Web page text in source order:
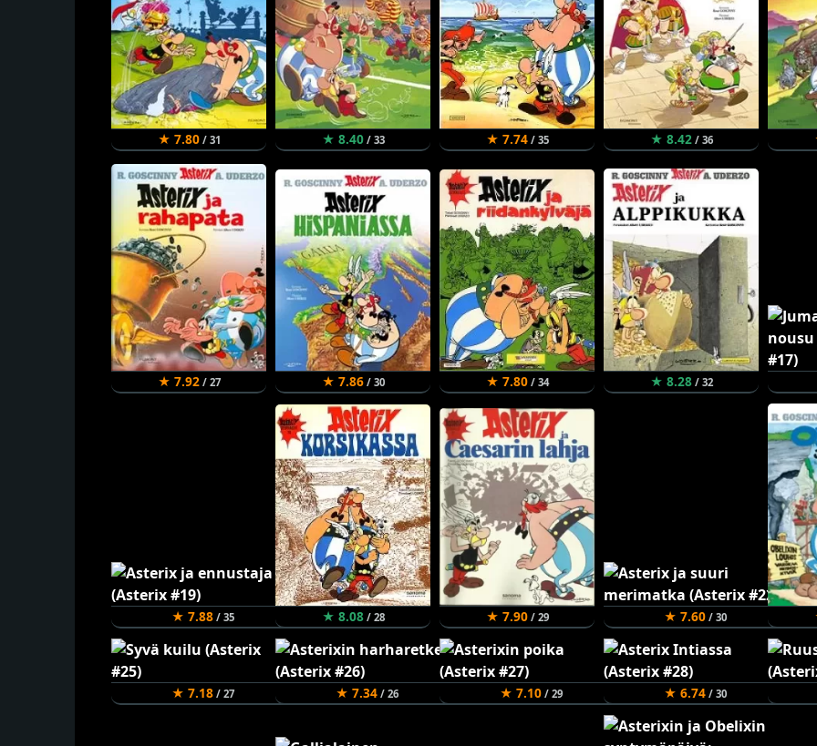
★ 7.80/ 31 ★ 8.40/ 33 ★ 7.74/ 35 ★ 8.42/ 36
★ 7.92/ 27 ★ 7.86/ 30 ★ 7.80/ 34 ★ 8.28/ 32
★ 7.88/ 35 ★ 8.08/ 28 ★ 7.90/ 29 ★ 7.60/ 30
★ 7.18/ 27 ★ 7.34/ 26 ★ 7.10/ 29 ★ 6.74/ 30